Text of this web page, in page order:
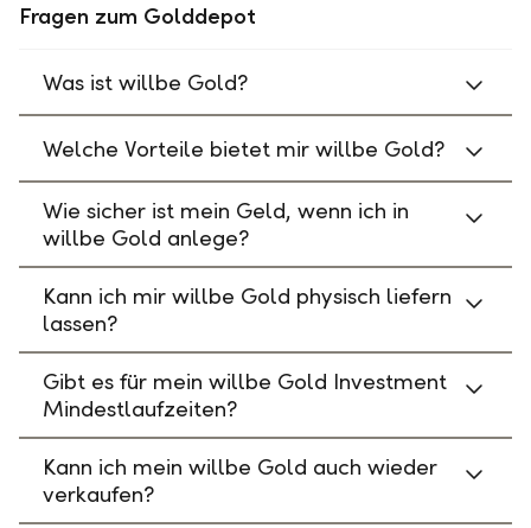
Fragen zum Golddepot
Was ist willbe Gold?
Welche Vorteile bietet mir willbe Gold?
Wie sicher ist mein Geld, wenn ich in
willbe Gold anlege?
Kann ich mir willbe Gold physisch liefern
lassen?
Gibt es für mein willbe Gold Investment
Mindestlaufzeiten?
Kann ich mein willbe Gold auch wieder
verkaufen?